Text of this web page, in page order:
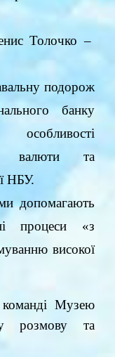
Толочко –
подорож
банку
валюти та
НБУ.
допомагають
процеси «з
високої
Музею
розмову та